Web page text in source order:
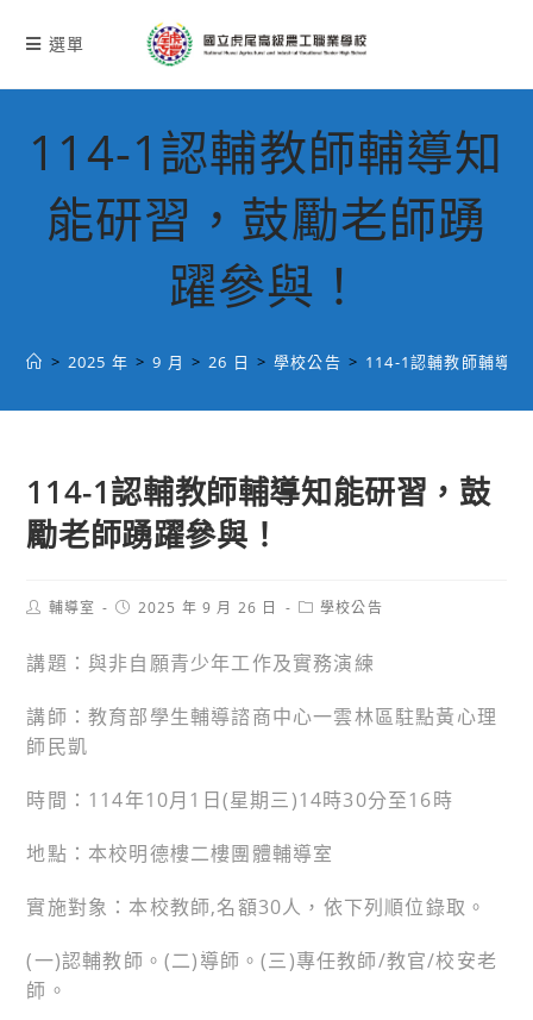
選單
114-1認輔教師輔導知
能研習，鼓勵老師踴
躍參與！
> 2025 年 > 9 月 > 26 日 > 學校公告 > 114-1認輔教師輔導
114-1認輔教師輔導知能研習，鼓
勵老師踴躍參與！
Post輔導室
Post2025 年 9 月 26 日
Post學校公告
講題：與非自願青少年工作及實務演練
講師：教育部學生輔導諮商中心一雲林區駐點黃心理
師民凱
時間：114年10月1日(星期三)14時30分至16時
地點：本校明德樓二樓團體輔導室
實施對象：本校教師,名額30人，依下列順位錄取。
(一)認輔教師。(二)導師。(三)專任教師/教官/校安老
師。